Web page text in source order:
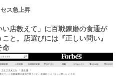
ス急上昇
い店教えて」に百戦錬磨の食通が
こと。店選びには『正しい問い』
命